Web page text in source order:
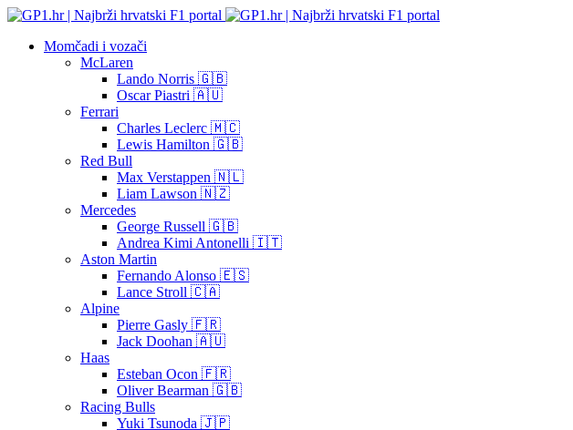
Momčadi i vozači
McLaren
Lando Norris 🇬🇧
Oscar Piastri 🇦🇺
Ferrari
Charles Leclerc 🇲🇨
Lewis Hamilton 🇬🇧
Red Bull
Max Verstappen 🇳🇱
Liam Lawson 🇳🇿
Mercedes
George Russell 🇬🇧
Andrea Kimi Antonelli 🇮🇹
Aston Martin
Fernando Alonso 🇪🇸
Lance Stroll 🇨🇦
Alpine
Pierre Gasly 🇫🇷
Jack Doohan 🇦🇺
Haas
Esteban Ocon 🇫🇷
Oliver Bearman 🇬🇧
Racing Bulls
Yuki Tsunoda 🇯🇵